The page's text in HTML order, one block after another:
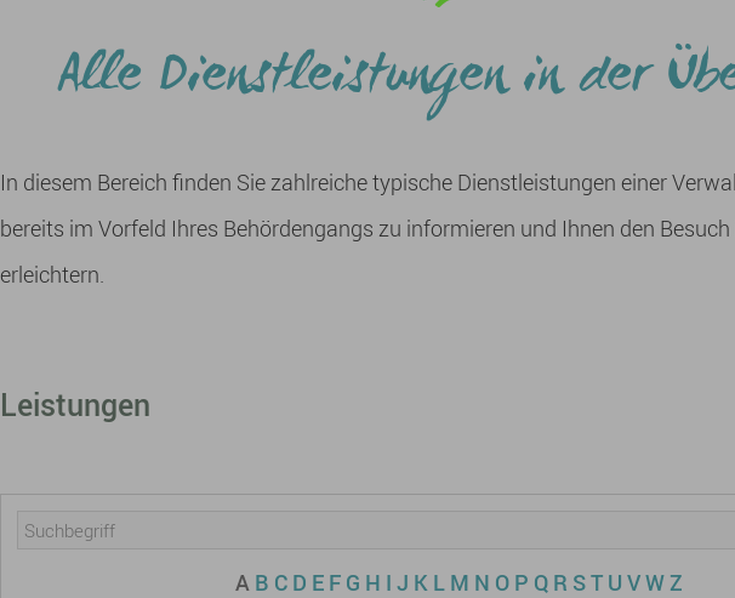
Alle Dienstleistungen in der
In diesem Bereich finden Sie zahlreiche typische Dienstleistungen einer
bereits im Vorfeld Ihres Behördengangs zu informieren und Ihnen den
erleichtern.
Leistungen
A B C D E F G H I J K L M N O P Q R ST U VW Z